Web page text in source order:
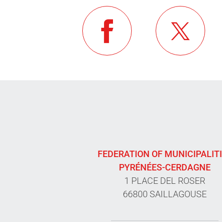
FEDERATION OF
PYRÉNÉES-CERDAGNE
1 PLACE DEL ROSER
66800 SAILLAGOUSE